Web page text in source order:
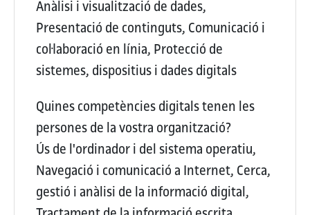
Anàlisi i visualització de dades,
Presentació de continguts, Comunicació i
col·laboració en línia, Protecció de
sistemes, dispositius i dades digitals
Quines competències digitals tenen les
persones de la vostra organització?
Ús de l'ordinador i del sistema operatiu,
Navegació i comunicació a Internet, Cerca,
gestió i anàlisi de la informació digital,